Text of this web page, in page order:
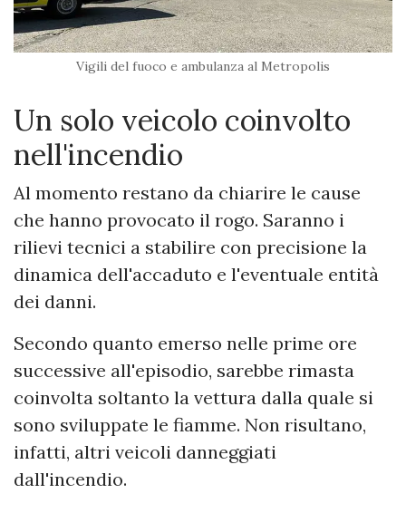
Vigili del fuoco e ambulanza al Metropolis
Un solo veicolo coinvolto
nell'incendio
Al momento restano da chiarire le cause
che hanno provocato il rogo. Saranno i
rilievi tecnici a stabilire con precisione la
dinamica dell'accaduto e l'eventuale entità
dei danni.
Secondo quanto emerso nelle prime ore
successive all'episodio, sarebbe rimasta
coinvolta soltanto la vettura dalla quale si
sono sviluppate le fiamme. Non risultano,
infatti, altri veicoli danneggiati
dall'incendio.